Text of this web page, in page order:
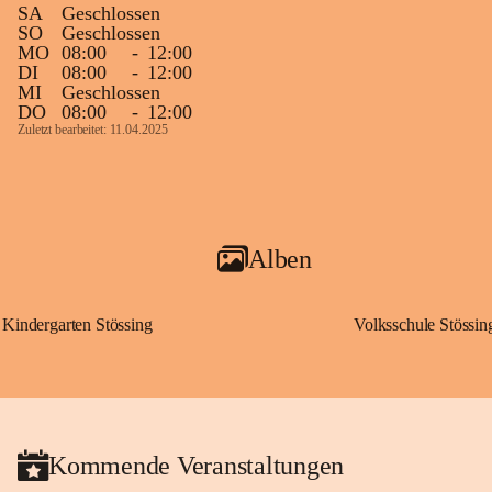
SA
Geschlossen
SO
Geschlossen
MO 08:00 - 12:00
DI
08:00 - 12:00
MI
Geschlossen
DO
08:00 - 12:00
Zuletzt bearbeitet: 11.04.2025
Alben
Kindergarten Stössing Volksschule
Kommende Veranstaltungen